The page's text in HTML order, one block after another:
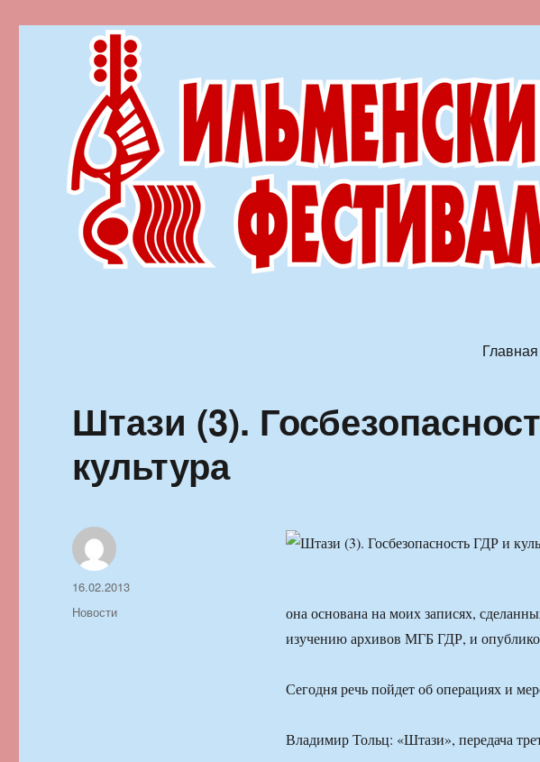
Главная
Штази (3).
культура
она основана на моих записях,
изучению архивов МГБ ГДР, и
Сегодня речь пойдет об операциях и
Владимир Тольц: «Штази», передача
Автор
Опубликовано
16.02.2013
Рубрики
Новости